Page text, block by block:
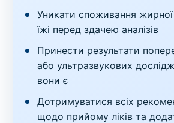
Уникати споживання
їжі перед здачею аналізів
Принести результати
або ультразвукових
вони є
Дотримуватися всіх
щодо прийому ліків та